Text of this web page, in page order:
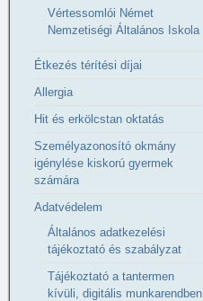
Vértessomlói Német
Nemzetiségi Általános Iskola
Étkezés térítési díjai
Allergia
Hit és erkölcstan oktatás
Személyazonosító okmány
igénylése kiskorú gyermek
számára
Adatvédelem
Általános adatkezelési
tájékoztató és szabályzat
Tájékoztató a tantermen
kívüli, digitális munkarendben